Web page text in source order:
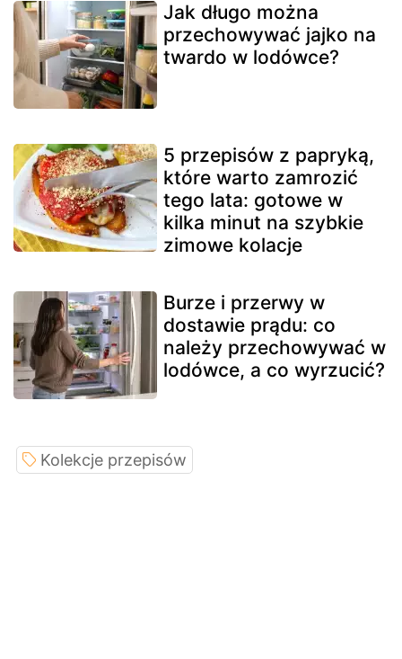
Jak długo można
przechowywać jajko na
twardo w lodówce?
5 przepisów z papryką,
które warto zamrozić
tego lata: gotowe w
kilka minut na szybkie
zimowe kolacje
Burze i przerwy w
dostawie prądu: co
należy przechowywać w
lodówce, a co wyrzucić?
Kolekcje przepisów